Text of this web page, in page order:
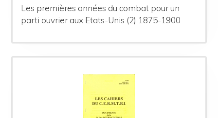
Les premières années du combat pour un
parti ouvrier aux Etats-Unis (2) 1875-1900